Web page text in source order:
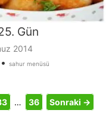
Gün
2014
• sahur menüsü
… 36 Sonraki →